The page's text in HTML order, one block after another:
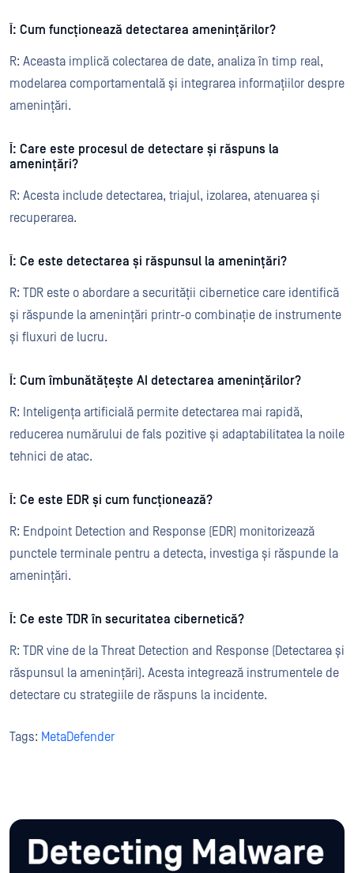
Î: Cum funcționează detectarea amenințărilor?
R: Aceasta implică colectarea de date, analiza în timp real,
modelarea comportamentală și integrarea informațiilor despre
amenințări.
Î: Care este procesul de detectare și răspuns la
amenințări?
R: Acesta include detectarea, triajul, izolarea, atenuarea și
recuperarea.
Î: Ce este detectarea și răspunsul la amenințări?
R: TDR este o abordare a securității cibernetice care identifică
și răspunde la amenințări printr-o combinație de instrumente
și fluxuri de lucru.
Î: Cum îmbunătățește AI detectarea amenințărilor?
R: Inteligența artificială permite detectarea mai rapidă,
reducerea numărului de fals pozitive și adaptabilitatea la noile
tehnici de atac.
Î: Ce este EDR și cum funcționează?
R: Endpoint Detection and Response (EDR) monitorizează
punctele terminale pentru a detecta, investiga și răspunde la
amenințări.
Î: Ce este TDR în securitatea cibernetică?
R: TDR vine de la Threat Detection and Response (Detectarea și
răspunsul la amenințări). Acesta integrează instrumentele de
detectare cu strategiile de răspuns la incidente.
Tags: MetaDefender